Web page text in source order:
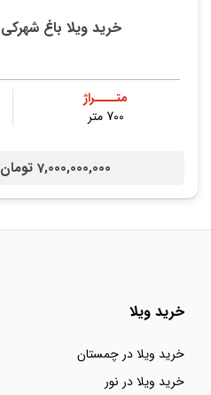
خرید ویلا باغ شهرکی 700 متری نوشهر
متــــراژ
700 متر
7,000,000,000 تومان /
خرید ویلا
خرید ویلا در چمستان
خرید ویلا در نور